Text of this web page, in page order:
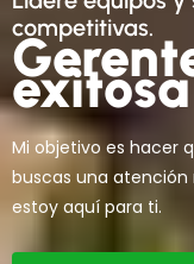
competitivas.
exitosa
Mi objetivo es hacer
buscas una atención
estoy aquí para ti.